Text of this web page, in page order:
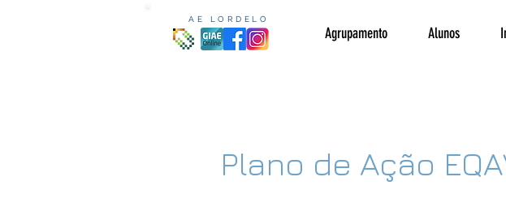
Agrupamento Alunos
AE LORDELO
Plano de Ação